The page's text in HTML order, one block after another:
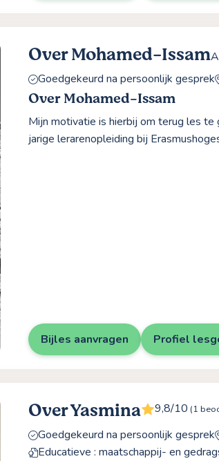
Over Mohamed-Issam
Goedgekeurd na persoonlijk gesprek
Over Mohamed-Issam
Mijn motivatie is hierbij om terug les te
jarige lerarenopleiding bij
Bijles aanvragen Profiel
Over Yasmina 9,8/10 (1
Goedgekeurd na persoonlijk gesprek
Educatieve : maatschappij- en